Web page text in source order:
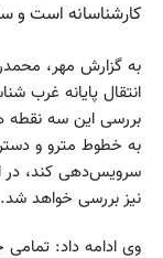
کارشناسانه است و
به گزارش مهر،
انتقال پایانه غرب
بررسی این سه نقطه
به خطوط مترو و
سرویس‌دهی کند، در
نیز بررسی خواهد شد.
وی ادامه داد: تمامی